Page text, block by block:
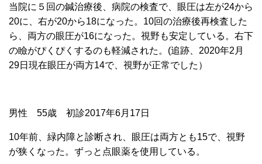
当院に５回の鍼治療後、病院の検査で、眼圧は左が24から
20に、右が20から18になった。10回の治療後再検査した
ら、両方の眼圧が16になった。視野も安定している。右下
の瞼がぴくぴくするのも軽減された。(追跡、2020年2月
29日現在眼圧が両方14で、視野が正常でした）
男性 55歳 初診2017年6月17日
10年前、緑内障と診断され、眼圧は両方とも15で、視野
が狭くなった。ずっと点眼薬を使用している。